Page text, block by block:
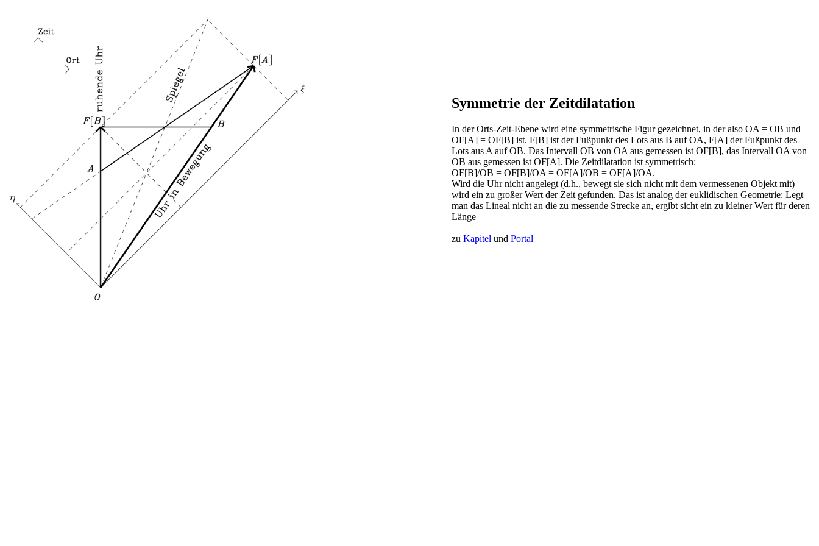
Symmetrie der Zeitdilatation
In der Orts-Zeit-Ebene wird eine symmetrische Figur gezeichnet, in der also OA = OB und
OF[A] = OF[B] ist. F[B] ist der Fußpunkt des Lots aus B auf OA, F[A] der Fußpunkt des
Lots aus A auf OB. Das Intervall OB von OA aus gemessen ist OF[B], das Intervall OA von
OB aus gemessen ist OF[A]. Die Zeitdilatation ist symmetrisch:
OF[B]/OB = OF[B]/OA = OF[A]/OB = OF[A]/OA.
Wird die Uhr nicht angelegt (d.h., bewegt sie sich nicht mit dem vermessenen Objekt mit)
wird ein zu großer Wert der Zeit gefunden. Das ist analog der euklidischen Geometrie: Legt
man das Lineal nicht an die zu messende Strecke an, ergibt sicht ein zu kleiner Wert für deren
Länge
zu Kapitel und Portal